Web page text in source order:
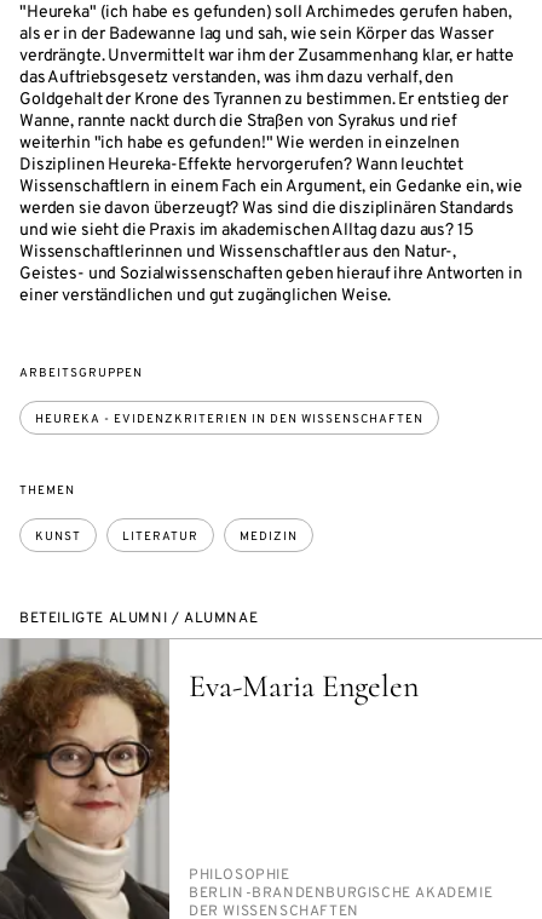
"Heureka" (ich habe es gefunden) soll Archimedes gerufen haben,
als er in der Badewanne lag und sah, wie sein Körper das Wasser
verdrängte. Unvermittelt war ihm der Zusammenhang klar, er hatte
das Auftriebsgesetz verstanden, was ihm dazu verhalf, den
Goldgehalt der Krone des Tyrannen zu bestimmen. Er entstieg der
Wanne, rannte nackt durch die Straßen von Syrakus und rief
weiterhin "ich habe es gefunden!" Wie werden in einzelnen
Disziplinen Heureka-Effekte hervorgerufen? Wann leuchtet
Wissenschaftlern in einem Fach ein Argument, ein Gedanke ein, wie
werden sie davon überzeugt? Was sind die disziplinären Standards
und wie sieht die Praxis im akademischen Alltag dazu aus? 15
Wissenschaftlerinnen und Wissenschaftler aus den Natur-,
Geistes- und Sozialwissenschaften geben hierauf ihre Antworten in
einer verständlichen und gut zugänglichen Weise.
ARBEITSGRUPPEN
HEUREKA - EVIDENZKRITERIEN IN DEN WISSENSCHAFTEN
THEMEN
KUNST LITERATUR MEDIZIN
BETEILIGTE ALUMNI / ALUMNAE
Eva-Maria Engelen
PERSON_RESEARCH_SUBJECT
PHI­LO­SO­PHIE
INSTITUTION
BER­LIN-BRAN­DEN­BUR­GI­SCHE AKA­DE­MIE
DER WIS­SEN­SCHAF­TEN